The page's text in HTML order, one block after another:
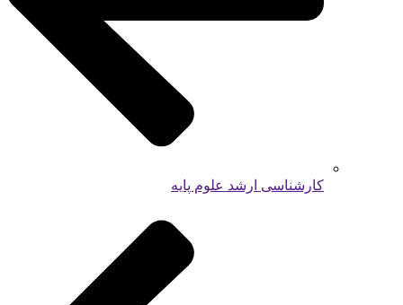
کارشناسی ارشد علوم پایه